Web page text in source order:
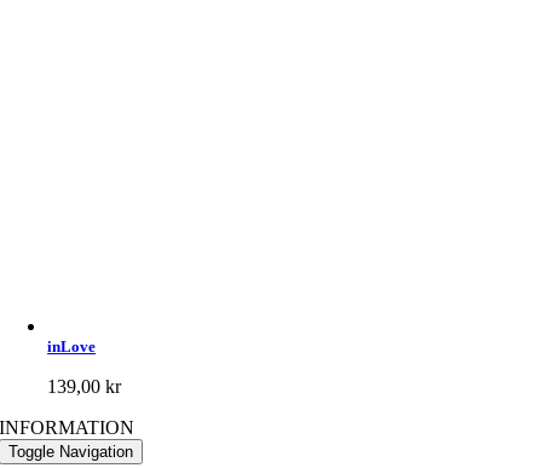
inLove
139,00kr
INFORMATION
Toggle Navigation